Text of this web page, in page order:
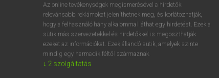
SZOTAR.NET APPLIKÁCIÓ
MICROSOFT OFFICE BŐVÍTMÉNY
BEÉPÜLŐ SZÓTÁRMODUL
ONLINE NYELVVIZSGA
Az online tevékenységek megismerésével a hirdetők
relevánsabb reklámokat jeleníthetnek meg, és korlátozhatják,
hogy a felhasználó hány alkalommal láthat egy hirdetést. Ezek a
sütik más szervezetekkel és hirdetőkkel is megoszthatják
ezeket az információkat. Ezek állandó sütik, amelyek szinte
mindig egy harmadik féltől származnak.
↓ 2 szolgáltatás